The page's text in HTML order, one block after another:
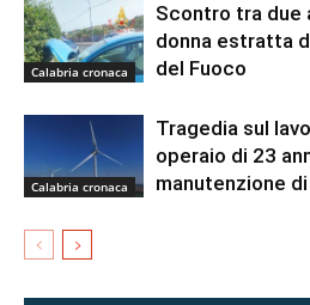
Calabria cronaca
Scontro tra due
donna estratta
del Fuoco
Calabria cronaca
Tragedia sul
operaio di 23
manutenzione